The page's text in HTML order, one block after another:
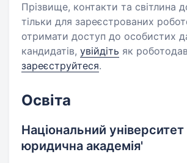
Прізвище, контакти та світлина
тільки для зареєстрованих
отримати доступ до особистих
кандидатів, увійдіть як
зареєструйтеся.
Освіта
Національний
юридична академія'